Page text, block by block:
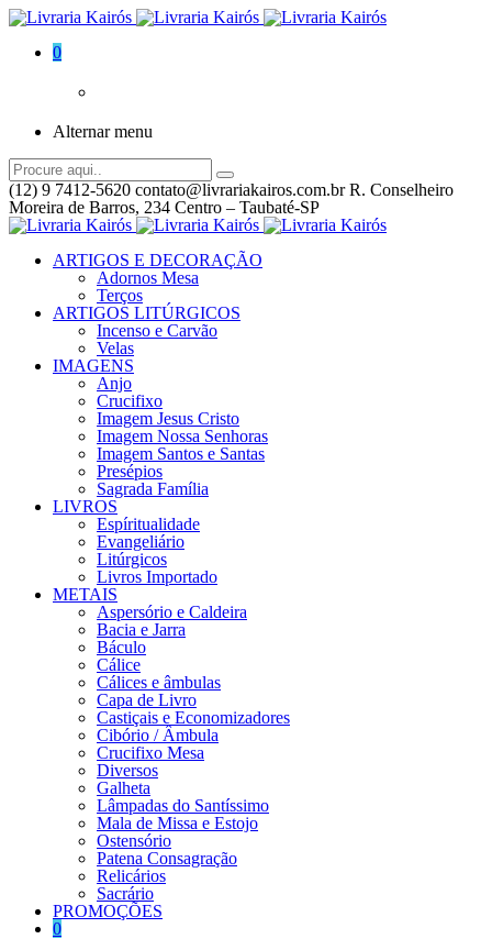
0
Alternar menu
(12) 9 7412-5620 contato@livrariakairos.com.brR. Conselheiro
Moreira de Barros, 234 Centro – Taubaté-SP
ARTIGOS E DECORAÇÃO
Adornos Mesa
Terços
ARTIGOS LITÚRGICOS
Incenso e Carvão
Velas
IMAGENS
Anjo
Crucifixo
Imagem Jesus Cristo
Imagem Nossa Senhoras
Imagem Santos e Santas
Presépios
Sagrada Família
LIVROS
Espíritualidade
Evangeliário
Litúrgicos
Livros Importado
METAIS
Aspersório e Caldeira
Bacia e Jarra
Báculo
Cálice
Cálices e âmbulas
Capa de Livro
Castiçais e Economizadores
Cibório / Âmbula
Crucifixo Mesa
Diversos
Galheta
Lâmpadas do Santíssimo
Mala de Missa e Estojo
Ostensório
Patena Consagração
Relicários
Sacrário
PROMOÇÕES
0